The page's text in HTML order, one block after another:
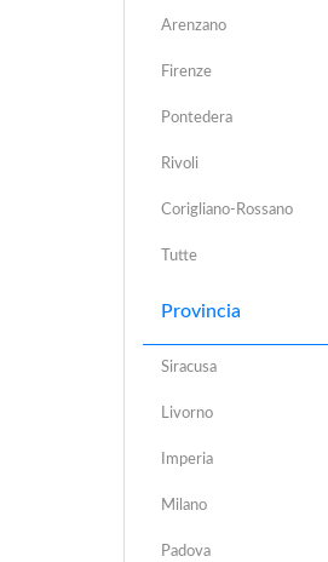
Arenzano
Firenze
Pontedera
Rivoli
Corigliano-Rossano
Tutte
Provincia
Siracusa
Livorno
Imperia
Milano
Padova